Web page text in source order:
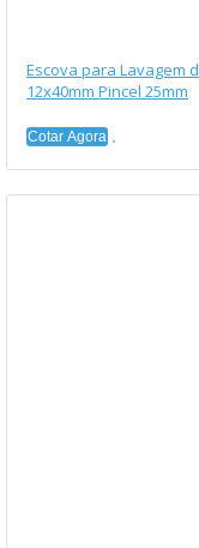
Escova para Lavagem
12x40mm Pincel 25mm
Cotar Agora